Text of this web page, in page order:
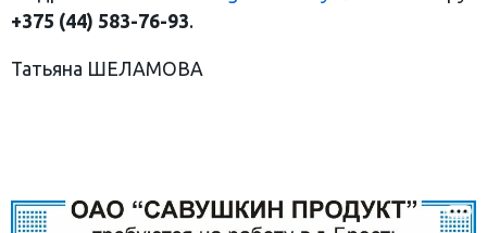
+375 (44) 583-76-93.
Татьяна ШЕЛАМОВА